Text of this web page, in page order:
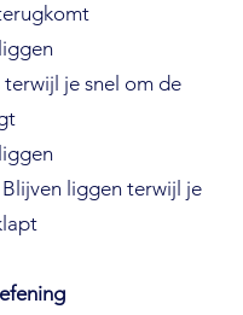
je snel om de
liggen terwijl je